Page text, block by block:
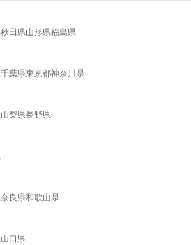
秋田県山形県福島県
千葉県東京都神奈川県
山梨県長野県
奈良県和歌山県
山口県